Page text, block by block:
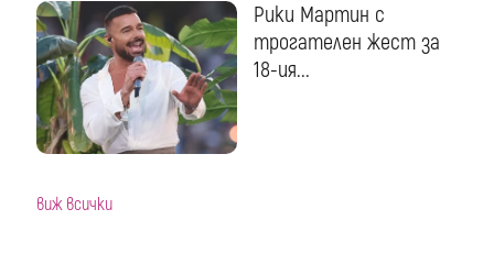
Рики Мартин с
трогателен жест за
18-ия...
виж всички